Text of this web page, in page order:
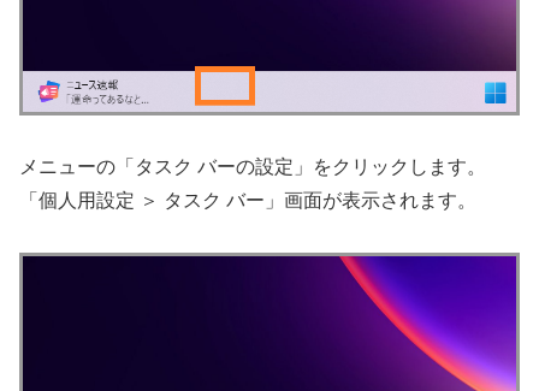
メニューの「タスク バーの設定」をクリックします。
「個人用設定 ＞ タスク バー」画面が表示されます。